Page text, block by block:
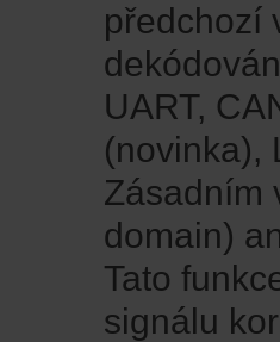
předchozí
UART,
(novinka),
Zásadním
domain)
Tato
signálu